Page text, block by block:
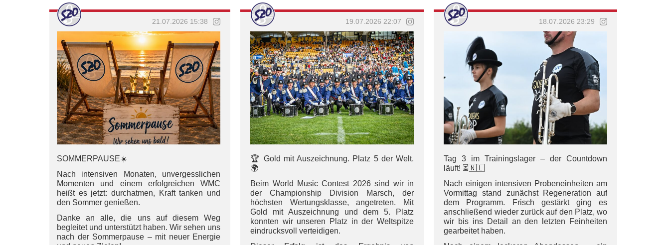
21.07.2026 15:38
SOMMERPAUSE☀️
Nach intensiven Monaten, unvergesslichen
Momenten und einem erfolgreichen WMC
heißt es jetzt: durchatmen, Kraft tanken und
den Sommer genießen.
Danke an alle, die uns auf diesem Weg
begleitet und unterstützt haben. Wir sehen uns
nach der Sommerpause – mit neuer Energie
19.07.2026 22:07
🏆 Gold mit Auszeichnung. Platz 5 der Welt.
🌍
Beim World Music Contest 2026 sind wir in
der Championship Division Marsch, der
höchsten Wertungsklasse, angetreten. Mit
Gold mit Auszeichnung und dem 5. Platz
konnten wir unseren Platz in der Weltspitze
eindrucksvoll verteidigen.
18.07.2026 23:29
Tag 3 im Trainingslager – der Countdown
läuft! ⏳🇳🇱
Nach einigen intensiven Probeneinheiten am
Vormittag stand zunächst Regeneration auf
dem Programm. Frisch gestärkt ging es
anschließend wieder zurück auf den Platz, wo
wir bis ins Detail an den letzten Feinheiten
gearbeitet haben.